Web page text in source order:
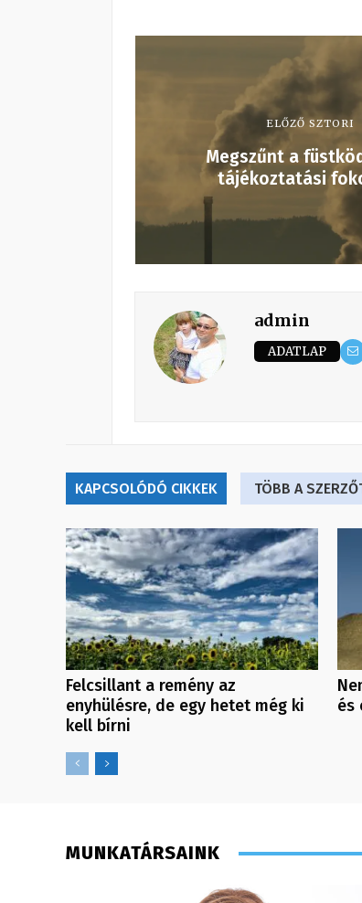
ELŐZŐ SZTORI
Megszűnt a
tájékoztatási
admin
ADATLAP
KAPCSOLÓDÓ CIKKEK TÖBB A
Felcsillant a remény az
enyhülésre, de egy hetet még ki
kell bírni
és
MUNKATÁRSAINK